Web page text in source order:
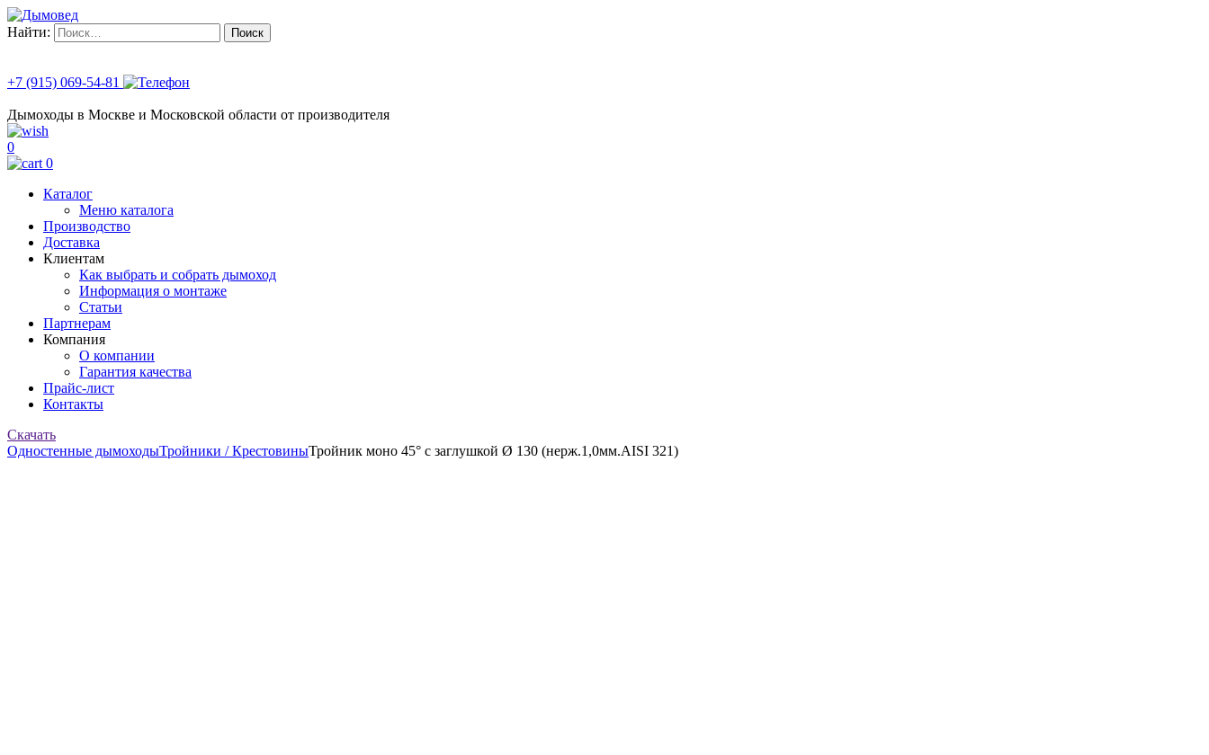
Найти:
+7 (915) 069-54-81
Дымоходы в Москве и Московской области от производителя
0
0
Каталог
Меню каталога
Производство
Доставка
Клиентам
Как выбрать и собрать дымоход
Информация о монтаже
Статьи
Партнерам
Компания
О компании
Гарантия качества
Прайс-лист
Контакты
Скачать
Одностенные дымоходыТройники / КрестовиныТройник моно 45° с заглушкой Ø 130 (нерж.1,0мм.AISI 321)